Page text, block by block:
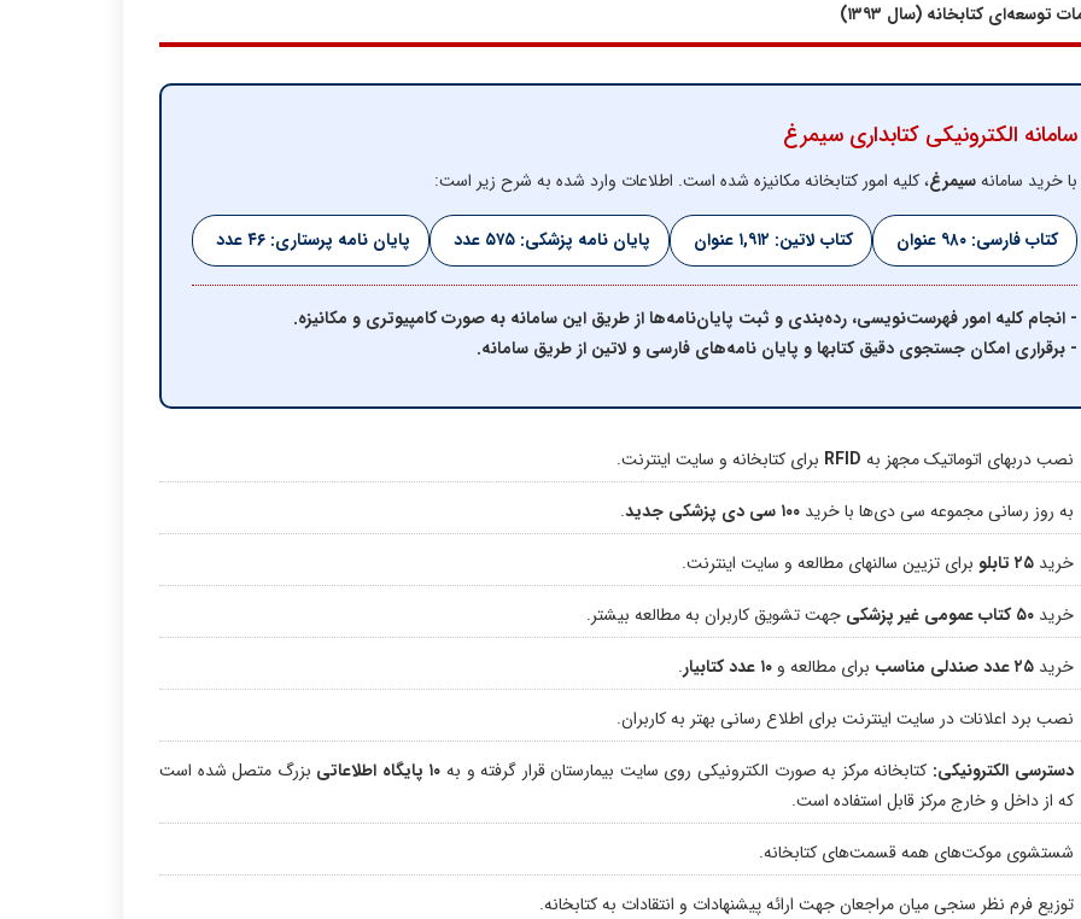
توسعه‌ای کتابخانه (سال ۱۳۹۳)
سامانه الکترونیکی کتابداری سیمرغ
با خرید سامانهسیمرغ، کلیه امور کتابخانه مکانیزه شده است. اطلاعات وارد شده به شرح زیر است:
کتاب فارسی: ۹۸۰ عنوان کتاب لاتین: ۱,۹۱۲ عنوان پایان نامه پزشکی: ۵۷۵ عدد پایان نامه پرستاری: ۴۶ عدد
- انجام کلیه امور فهرست‌نویسی، رده‌بندی و ثبت پایان‌نامه‌ها از طریق این سامانه به صورت کامپیوتری و مکانیزه.
- برقراری امکان جستجوی دقیق کتابها و پایان نامه‌های فارسی و لاتین از طریق سامانه.
نصب دربهای اتوماتیک مجهز به RFID برای کتابخانه و سایت اینترنت.
به روز رسانی مجموعه سی دی‌ها با خرید۱۰۰ سی دی پزشکی جدید
.
خرید۲۵ تابلو
برای تزیین سالنهای مطالعه و سایت اینترنت.
خرید۵۰ کتاب عمومی غیر پزشکی
جهت تشویق کاربران به مطالعه بیشتر.
خرید۲۵ عدد صندلی مناسب برای مطالعه و۱۰ عدد کتابیار
.
نصب برد اعلانات در سایت اینترنت برای اطلاع رسانی بهتر به کاربران.
دسترسی الکترونیکی: کتابخانه مرکز به صورت الکترونیکی روی سایت بیمارستان قرار گرفته و به ۱۰ پایگاه اطلاعاتی
بزرگ متصل شده است
که از داخل و خارج مرکز قابل استفاده است.
شستشوی موکت‌های همه قسمت‌های کتابخانه.
توزیع فرم نظر سنجی میان مراجعان جهت ارائه پیشنهادات و انتقادات به کتابخانه.